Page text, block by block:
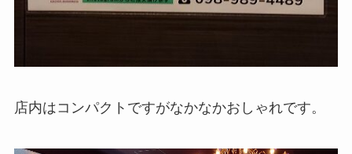
店内はコンパクトですがなかなかおしゃれです。